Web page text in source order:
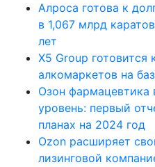
Алроса готова к
в 1,067 млрд
лет
X5 Group готовится
алкомаркетов на
Озон фармацевтика
уровень: первый
планах на 2024 год
Ozon расширяет
лизинговой